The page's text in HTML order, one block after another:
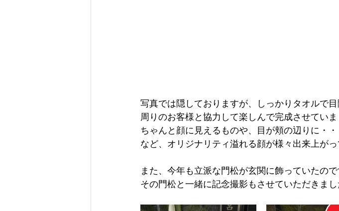
写真では隠しておりますが、しっかりタオルで
周りのお客様と協力して楽しんで完成させてい
ちゃんと顔に見えるものや、目が頬の辺りに・・
など、オリジナリティ溢れる顔が様々出来上がっ
また、今年も立派な門松が玄関に飾っていたので
その門松と一緒に記念撮影もさせていただきまし